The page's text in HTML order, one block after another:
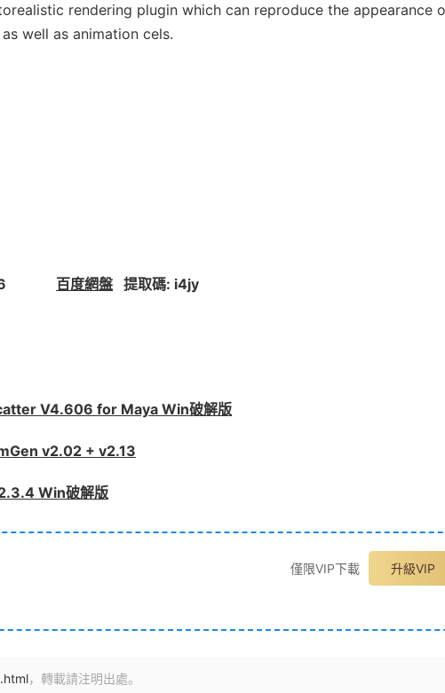
rendering plugin which can reproduce the appearance
well as animation cels.
百度網盤 提取碼: i4jy
V4.606 for Maya Win破解版
v2.02 + v2.13
Win破解版
僅限VIP下載 升級VIP
，轉載請注明出處。